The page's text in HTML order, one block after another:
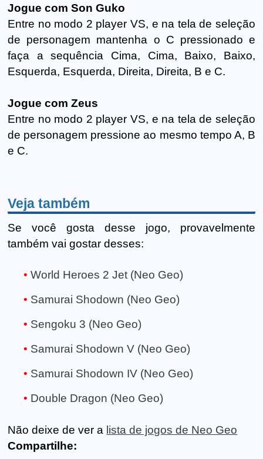
Jogue com Son Guko
Entre no modo 2 player VS, e na tela de seleção
de personagem mantenha o C pressionado e
faça a sequência Cima, Cima, Baixo, Baixo,
Esquerda, Esquerda, Direita, Direita, B e C.
Jogue com Zeus
Entre no modo 2 player VS, e na tela de seleção
de personagem pressione ao mesmo tempo A, B
e C.
Veja também
Se você gosta desse jogo, provavelmente
também vai gostar desses:
World Heroes 2 Jet (Neo Geo)
Samurai Shodown (Neo Geo)
Sengoku 3 (Neo Geo)
Samurai Shodown V (Neo Geo)
Samurai Shodown IV (Neo Geo)
Double Dragon (Neo Geo)
Não deixe de ver a lista de jogos de Neo Geo
Compartilhe: